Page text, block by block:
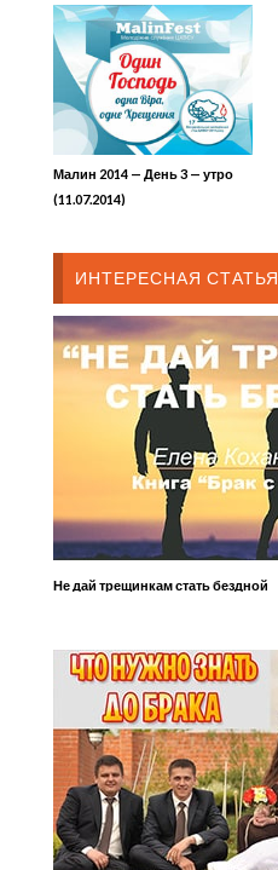
Малин 2014 — День 3 — утро
(11.07.2014)
ИНТЕРЕСНАЯ СТАТЬЯ
Не дай трещинкам стать бездной